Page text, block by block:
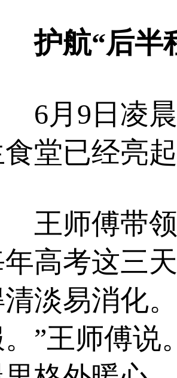
航“后半
月9日凌晨4
堂已经亮
师傅带领
高考这三
淡易消化
。”王师傅说